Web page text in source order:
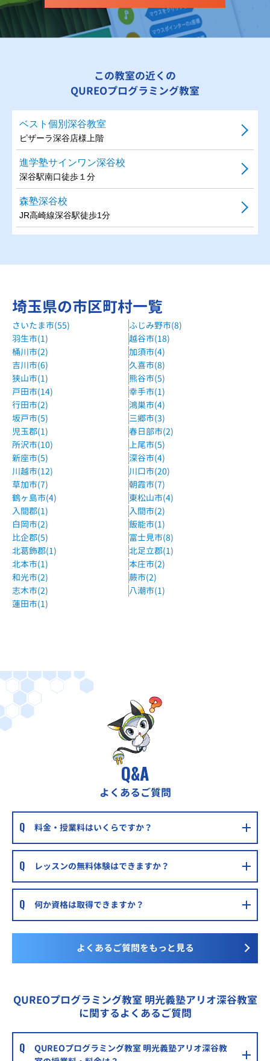
この教室の近くの
QUREOプログラミング教室
ベスト個別深谷教室
ピザーラ深谷店様上階
進学塾サインワン深谷校
深谷駅南口徒歩１分
森塾深谷校
JR高崎線深谷駅徒歩1分
埼玉県の市区町村一覧
さいたま市(55)
ふじみ野市(8)
羽生市(1)
越谷市(18)
桶川市(2)
加須市(4)
吉川市(6)
久喜市(8)
狭山市(1)
熊谷市(5)
戸田市(14)
幸手市(1)
行田市(2)
鴻巣市(4)
坂戸市(5)
三郷市(3)
児玉郡(1)
春日部市(2)
所沢市(10)
上尾市(5)
新座市(5)
深谷市(4)
川越市(12)
川口市(20)
草加市(7)
朝霞市(7)
鶴ヶ島市(4)
東松山市(4)
入間郡(1)
入間市(2)
白岡市(2)
飯能市(1)
比企郡(5)
富士見市(8)
北葛飾郡(1)
北足立郡(1)
北本市(1)
本庄市(2)
和光市(2)
蕨市(2)
志木市(2)
八潮市(1)
蓮田市(1)
Q&A
よくあるご質問
料金・授業料はいくらですか？
レッスンの無料体験はできますか？
何か資格は取得できますか？
よくあるご質問をもっと見る
QUREOプログラミング教室 明光義塾アリオ深谷教室
に関するよくあるご質問
QUREOプログラミング教室 明光義塾アリオ深谷教